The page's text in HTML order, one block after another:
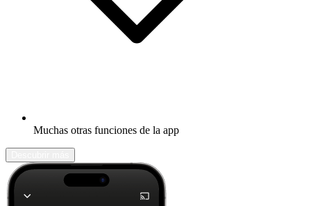
Muchas otras funciones de la app